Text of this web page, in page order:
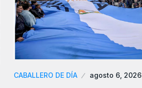
CABALLERO DE DÍA agosto 6, 2026